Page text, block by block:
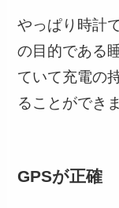
やっぱり時計
の目的である
ていて充電の
ることができ
GPSが正確